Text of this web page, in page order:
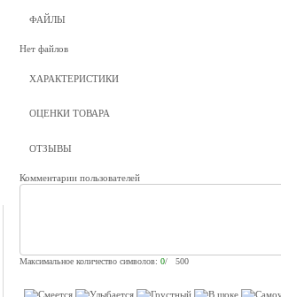
ФАЙЛЫ
Нет файлов
ХАРАКТЕРИСТИКИ
ОЦЕНКИ ТОВАРА
ОТЗЫВЫ
Комментарии пользователей
Максимальное количество символов: 0/ 500